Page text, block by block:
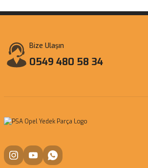
Bize Ulaşın
0549 480 58 34